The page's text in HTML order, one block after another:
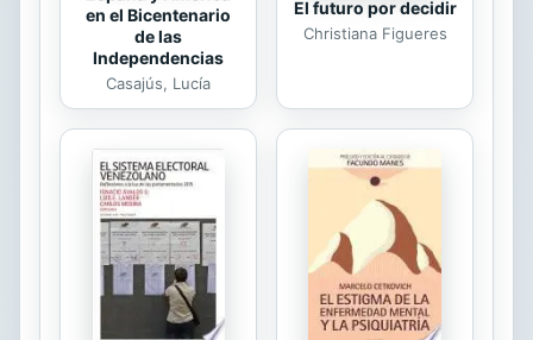
en el Bicentenario
de las
Independencias
Casajús, Lucía
El futuro por decidir
Christiana Figueres